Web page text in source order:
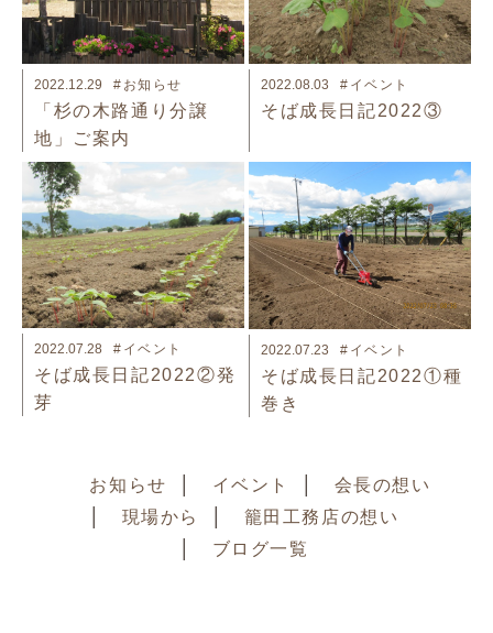
2022.12.29 #お知らせ
「杉の木路通り分譲
地」ご案内
2022.08.03 #イベント
そば成長日記2022③
2022.07.28 #イベント
そば成長日記2022②発
芽
2022.07.23 #イベント
そば成長日記2022①種
巻き
お知らせ イベント
会長の想い
現場から
籠田工務店の想い
ブログ一覧